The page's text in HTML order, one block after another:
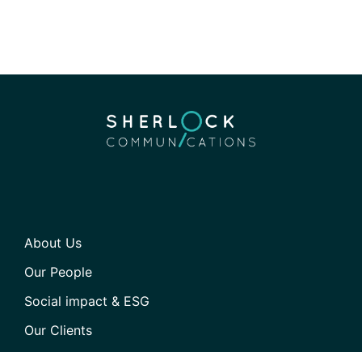
About Us
Our People
Social impact & ESG
Our Clients